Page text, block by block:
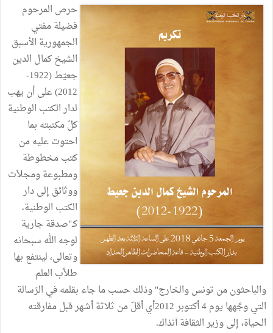
حرص المرحوم
فضيلة مفتي
الجمهورية الأسبق
الشيخ كمال الدين
جعيّط (1922-
2012) على أن يهب
لدار الكتب الوطنية
كلّ مكتبته بما
احتوت عليه من
كتب مخطوطة
ومطبوعة ومجلاّت
ووثائق إلى دار
الكتب الوطنية،
كـ"صدقة جارية
لوجه الله سبحانه
وتعالى، لينتفع بها
طلاَّب العلم
والباحثون من تونس والخارج" وذلك حسب ما جاء بقلمه في الرّسالة
التي وجَّهها يوم 4 أكتوبر 2012أي أقلّ من ثلاثة أشهر قبل مفارقته
الحياة، إلى وزير الثقافة آنذاك.